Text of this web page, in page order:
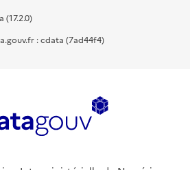
: cdata (7ad44f4)